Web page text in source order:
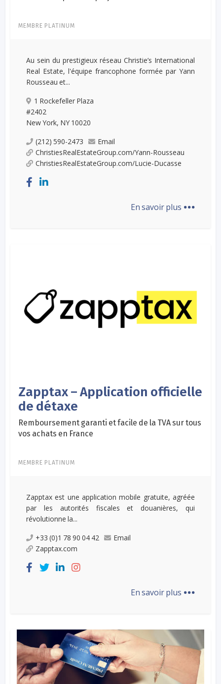
MEMBRE PLATINUM
Au sein du prestigieux réseau Christie’s International
Real Estate, l'équipe francophone formée par Yann
Rousseau et...
1 Rockefeller Plaza
#2402
New York, NY 10020
(212) 590-2473
Email
ChristiesRealEstateGroup.com/Yann-Rousseau
ChristiesRealEstateGroup.com/Lucie-Ducasse
En savoir plus ...
Zapptax – Application officielle
de détaxe
Remboursement garanti et facile de la TVA sur tous
vos achats en France
MEMBRE PLATINUM
Zapptax est une application mobile gratuite, agréée
par les autorités fiscales et douanières, qui
révolutionne la...
+33 (0)1 78 90 04 42
Email
Zapptax.com
En savoir plus ...